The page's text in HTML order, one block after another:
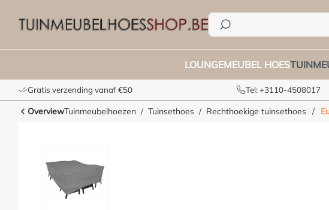
LOUNGEMEUBEL HOES
Gratis verzending vanaf €50 Tel: +3110-4508017
OverviewTuinmeubelhoezen Tuinsethoes Rechthoekige tuinsethoes /